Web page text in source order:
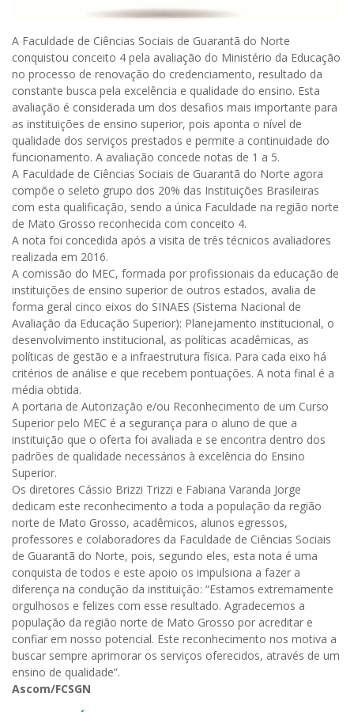
A Faculdade de Ciências Sociais de Guarantã do Norte
conquistou conceito 4 pela avaliação do Ministério da Educação
no processo de renovação do credenciamento, resultado da
constante busca pela excelência e qualidade do ensino. Esta
avaliação é considerada um dos desafios mais importante para
as instituições de ensino superior, pois aponta o nível de
qualidade dos serviços prestados e permite a continuidade do
funcionamento. A avaliação concede notas de 1 a 5.
A Faculdade de Ciências Sociais de Guarantã do Norte agora
compõe o seleto grupo dos 20% das Instituições Brasileiras
com esta qualificação, sendo a única Faculdade na região norte
de Mato Grosso reconhecida com conceito 4.
A nota foi concedida após a visita de três técnicos avaliadores
realizada em 2016.
A comissão do MEC, formada por profissionais da educação de
instituições de ensino superior de outros estados, avalia de
forma geral cinco eixos do SINAES (Sistema Nacional de
Avaliação da Educação Superior): Planejamento institucional, o
desenvolvimento institucional, as políticas acadêmicas, as
políticas de gestão e a infraestrutura física. Para cada eixo há
critérios de análise e que recebem pontuações. A nota final é a
média obtida.
A portaria de Autorização e/ou Reconhecimento de um Curso
Superior pelo MEC é a segurança para o aluno de que a
instituição que o oferta foi avaliada e se encontra dentro dos
padrões de qualidade necessários à excelência do Ensino
Superior.
Os diretores Cássio Brizzi Trizzi e Fabiana Varanda Jorge
dedicam este reconhecimento a toda a população da região
norte de Mato Grosso, acadêmicos, alunos egressos,
professores e colaboradores da Faculdade de Ciências Sociais
de Guarantã do Norte, pois, segundo eles, esta nota é uma
conquista de todos e este apoio os impulsiona a fazer a
diferença na condução da instituição: “Estamos extremamente
orgulhosos e felizes com esse resultado. Agradecemos a
população da região norte de Mato Grosso por acreditar e
confiar em nosso potencial. Este reconhecimento nos motiva a
buscar sempre aprimorar os serviços oferecidos, através de um
ensino de qualidade”.
Ascom/FCSGN